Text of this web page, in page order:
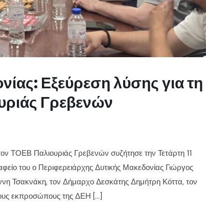
Εξεύρεση λύσης για τη
Γρεβενών
ΤΟΕΒ Παλιουριάς Γρεβενών συζήτησε την Τετάρτη 11
του ο Περιφερειάρχης Δυτικής Μακεδονίας Γιώργος
Τσακνάκη, τον Δήμαρχο Δεσκάτης Δημήτρη Κόττα, τον
εκπροσώπους της ΔΕΗ […]